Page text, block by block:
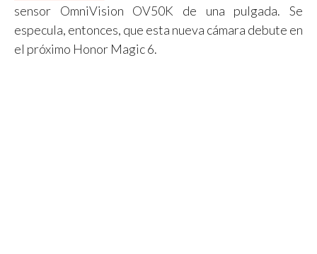
sensor OmniVision OV50K de una pulgada. Se
especula, entonces, que esta nueva cámara debute en
el próximo Honor Magic 6.